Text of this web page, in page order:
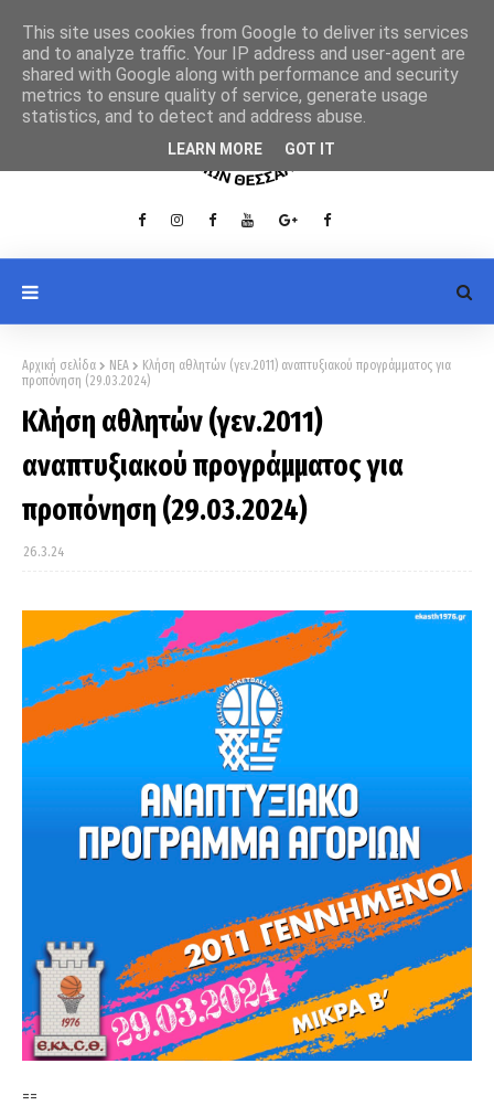
Αρχική σελίδα ΝΕΑ
Κλήση αθλητών (γεν.2011) αναπτυξιακού προγράμματος για
προπόνηση (29.03.2024)
Κλήση αθλητών (γεν.2011)
αναπτυξιακού προγράμματος για
προπόνηση (29.03.2024)
26.3.24
==
This site uses cookies from Google to deliver its services
and to analyze traffic. Your IP address and user-agent are
shared with Google along with performance and security
metrics to ensure quality of service, generate usage
statistics, and to detect and address abuse.
LEARN MORE GOT IT